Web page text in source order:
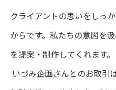
クライアントの思いをしっ
からです。私たちの意図を
を提案・制作してくれます。
いづみ企画さんとのお取引